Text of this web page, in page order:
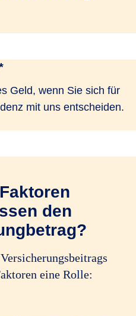
Geld, wenn Sie sich für
mit uns entscheiden.
den
eine Rolle: